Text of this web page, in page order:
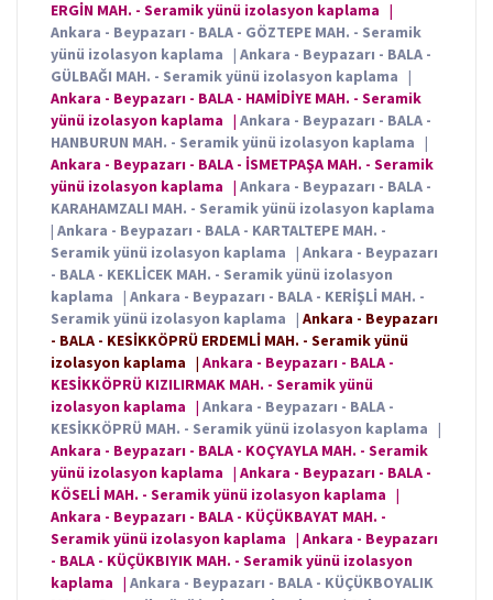
ERGİN MAH. - Seramik yünü izolasyon kaplama |
Ankara - Beypazarı - BALA - GÖZTEPE MAH. - Seramik
yünü izolasyon kaplama | Ankara - Beypazarı - BALA -
GÜLBAĞI MAH. - Seramik yünü izolasyon kaplama |
Ankara - Beypazarı - BALA - HAMİDİYE MAH. - Seramik
yünü izolasyon kaplama | Ankara - Beypazarı - BALA -
HANBURUN MAH. - Seramik yünü izolasyon kaplama |
Ankara - Beypazarı - BALA - İSMETPAŞA MAH. - Seramik
yünü izolasyon kaplama | Ankara - Beypazarı - BALA -
KARAHAMZALI MAH. - Seramik yünü izolasyon kaplama
| Ankara - Beypazarı - BALA - KARTALTEPE MAH. -
Seramik yünü izolasyon kaplama | Ankara - Beypazarı
- BALA - KEKLİCEK MAH. - Seramik yünü izolasyon
kaplama | Ankara - Beypazarı - BALA - KERİŞLİ MAH. -
Seramik yünü izolasyon kaplama | Ankara - Beypazarı
- BALA - KESİKKÖPRÜ ERDEMLİ MAH. - Seramik yünü
izolasyon kaplama | Ankara - Beypazarı - BALA -
KESİKKÖPRÜ KIZILIRMAK MAH. - Seramik yünü
izolasyon kaplama | Ankara - Beypazarı - BALA -
KESİKKÖPRÜ MAH. - Seramik yünü izolasyon kaplama |
Ankara - Beypazarı - BALA - KOÇYAYLA MAH. - Seramik
yünü izolasyon kaplama | Ankara - Beypazarı - BALA -
KÖSELİ MAH. - Seramik yünü izolasyon kaplama |
Ankara - Beypazarı - BALA - KÜÇÜKBAYAT MAH. -
Seramik yünü izolasyon kaplama | Ankara - Beypazarı
- BALA - KÜÇÜKBIYIK MAH. - Seramik yünü izolasyon
kaplama | Ankara - Beypazarı - BALA - KÜÇÜKBOYALIK